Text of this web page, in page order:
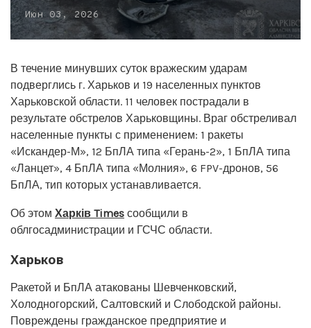
Июн 03, 2026
В течение минувших суток вражеским ударам
подверглись г. Харьков и 19 населенных пунктов
Харьковской области. 11 человек пострадали в
результате обстрелов Харьковщины. Враг обстреливал
населенные пункты с применением: 1 ракеты
«Искандер-М», 12 БпЛА типа «Герань-2», 1 БпЛА типа
«Ланцет», 4 БпЛА типа «Молния», 6 FPV-дронов, 56
БпЛА, тип которых устанавливается.
Об этом Харків Times сообщили в
облгосадминистрации и ГСЧС области.
Харьков
Ракетой и БпЛА атакованы Шевченковский,
Холодногорский, Салтовский и Слободской районы.
Повреждены гражданское предприятие и